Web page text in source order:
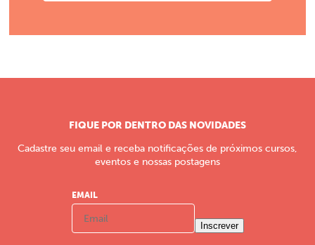
FIQUE POR DENTRO DAS NOVIDADES
Cadastre seu email e receba notificações de próximos cursos,
eventos e nossas postagens
EMAIL
Inscrever